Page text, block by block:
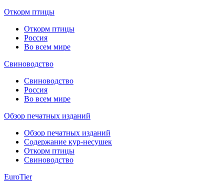
Откорм птицы
Откорм птицы
Россия
Во всем мире
Свиноводство
Свиноводство
Россия
Во всем мире
Обзор печатных изданий
Обзор печатных изданий
Содержание кур-несушек
Откорм птицы
Свиноводство
EuroTier